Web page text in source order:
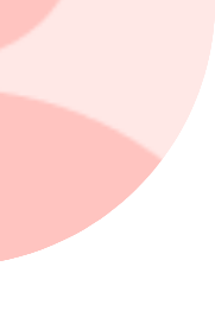
tidigare förlorare.
Billerud och BE